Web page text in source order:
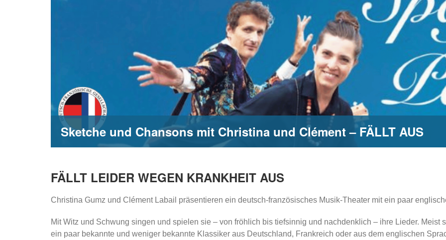
Sketche und Chansons mit Christina und Clément – FÄLLT AUS
FÄLLT LEIDER WEGEN KRANKHEIT AUS
Christina Gumz und Clément Labail präsentieren ein deutsch-französisches Musik-Theater mit ein paar
Mit Witz und Schwung singen und spielen sie – von fröhlich bis tiefsinnig und nachdenklich – ihre Lieder. Meist
ein paar bekannte und weniger bekannte Klassiker aus Deutschland, Frankreich oder aus dem englischen